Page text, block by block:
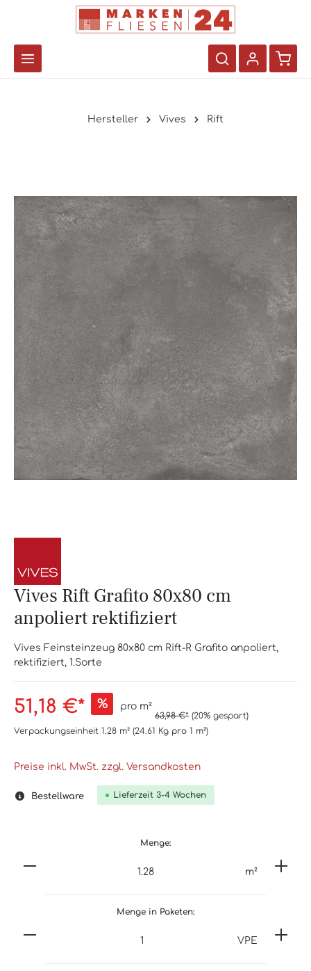
Hersteller Vives Rift
Vives Rift Grafito 80x80 cm
anpoliert rektifiziert
Vives Feinsteinzeug 80x80 cm Rift-R Grafito anpoliert,
rektifiziert, 1.Sorte
51,18 €* % pro m²
63,98 €* (20% gespart)
Verpackungseinheit 1.28 m² (24.61 Kg pro 1 m²)
Preise inkl. MwSt. zzgl. Versandkosten
Bestellware Lieferzeit 3-4 Wochen
Menge:
m²
Menge in Paketen:
VPE